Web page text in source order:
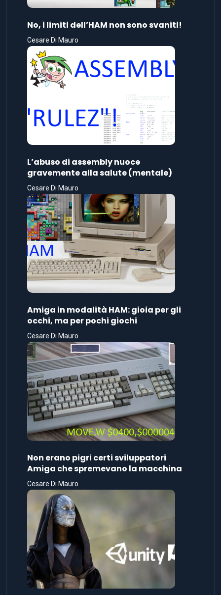
No, i limiti dell’HAM non sono svaniti!
Cesare Di Mauro
L’abuso di assembly nuoce
gravemente alla salute (mentale)
Cesare Di Mauro
Amiga in modalità HAM: gioia per gli
occhi, ma per pochi giochi
Cesare Di Mauro
Non erano pigri certi sviluppatori
Amiga che spremevano la macchina
Cesare Di Mauro